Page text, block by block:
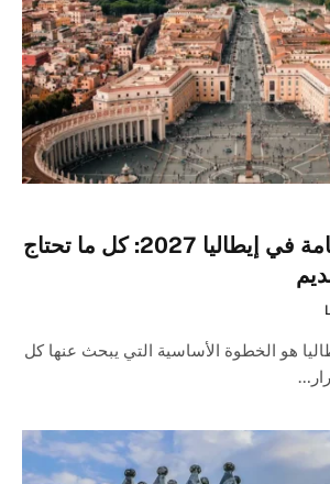
دليل تصريح الإقامة في إيطاليا 2027: كل ما تحتاج
هو الخطوة الأساسية التي يبحث عنها كل